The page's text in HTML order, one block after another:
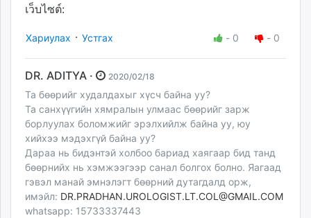
เว็บไซต์:
Хариулах · Устгах - 0 - 0
DR. ADITYA · 2020/02/18
Та бөөрийг худалдахыг хүсч байна уу?
Та санхүүгийн хямралын улмаас бөөрийг зарж
борлуулах боломжийг эрэлхийлж байна уу, юу
хийхээ мэдэхгүй байна уу?
Дараа нь бидэнтэй холбоо бариад хаягаар бид танд
бөөрнийх нь хэмжээгээр санал болгох болно. Яагаад
гэвэл манай эмнэлэгт бөөрний дутагдалд орж,
имэйл: DR.PRADHAN.UROLOGIST.LT.COL@GMAIL.COM
whatsapp: 15733337443